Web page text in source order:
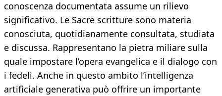
conoscenza documentata assume un rilievo
significativo. Le Sacre scritture sono materia
conosciuta, quotidianamente consultata, studiata
e discussa. Rappresentano la pietra miliare sulla
quale impostare l’opera evangelica e il dialogo con
i fedeli. Anche in questo ambito l’intelligenza
artificiale generativa può offrire un importante